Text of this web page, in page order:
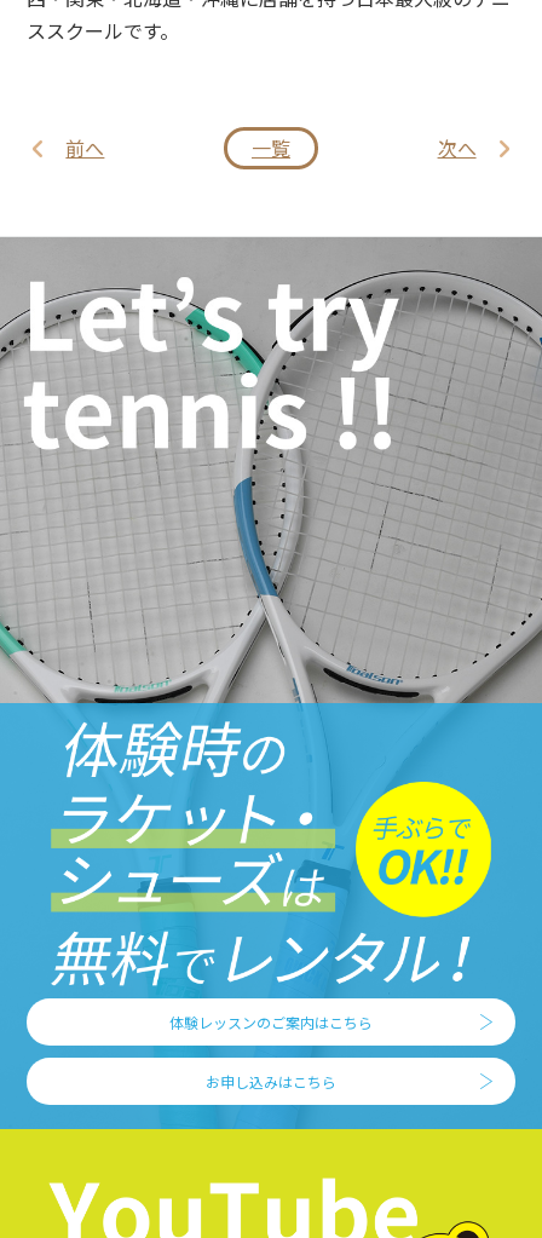
ススクールです。
前へ 一覧 次へ
体験レッスンのご案内はこちら
お申し込みはこちら